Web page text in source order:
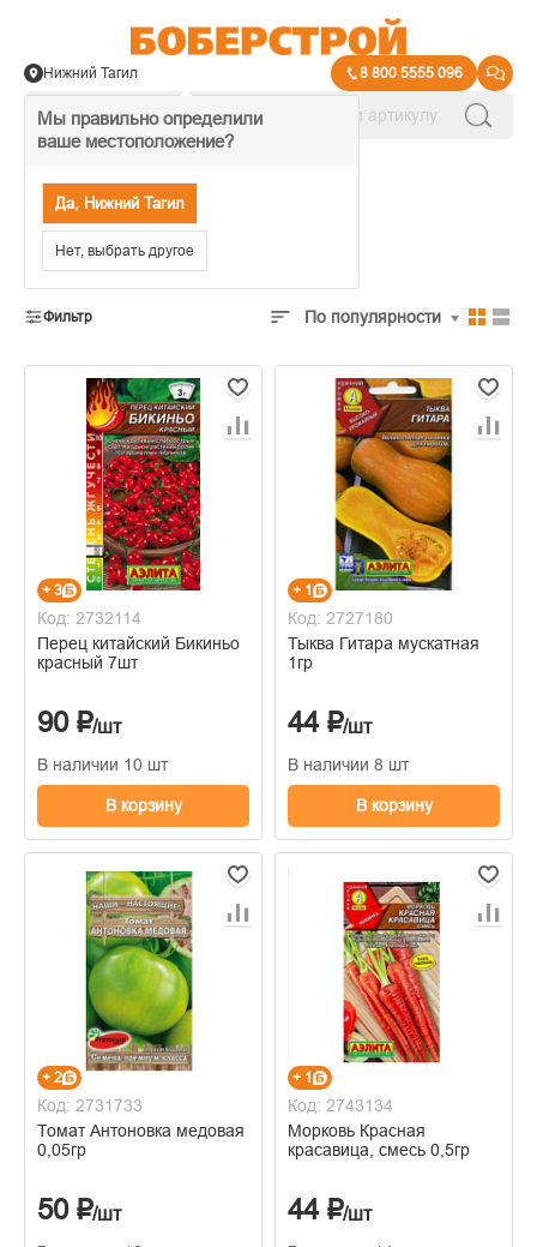
Мы правильно определили
ваше местоположение?
Да, Нижний Тагил
Нет, выбрать другое
Нижний Тагил 8 800 5555 096
Семена овощей
Фильтр По популярности
+ 3
Код: 2732114
Перец китайский Бикиньо
красный 7шт
90 ₽/шт
В наличии 10 шт
В корзину
+ 1
Код: 2727180
Тыква Гитара мускатная
1гр
44 ₽/шт
В наличии 8 шт
В корзину
+ 2
Код: 2731733
Томат Антоновка медовая
0,05гр
50 ₽/шт
+ 1
Код: 2743134
Морковь Красная
красавица, смесь 0,5гр
44 ₽/шт